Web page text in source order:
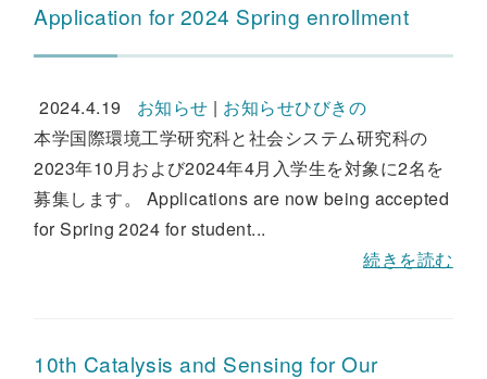
Application for 2024 Spring enrollment
2024.4.19 お知らせ | お知らせひびきの
本学国際環境工学研究科と社会システム研究科の
2023年10月および2024年4月入学生を対象に2名を
募集します。 Applications are now being accepted
for Spring 2024 for student...
続きを読む
10th Catalysis and Sensing for Our